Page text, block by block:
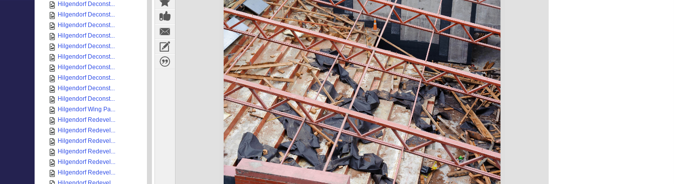
Hilgendorf Deconst...
Hilgendorf Deconst...
Hilgendorf Deconst...
Hilgendorf Deconst...
Hilgendorf Deconst...
Hilgendorf Deconst...
Hilgendorf Deconst...
Hilgendorf Deconst...
Hilgendorf Deconst...
Hilgendorf Deconst...
Hilgendorf Wing Pa...
Hilgendorf Redevel...
Hilgendorf Redevel...
Hilgendorf Redevel...
Hilgendorf Redevel...
Hilgendorf Redevel...
Hilgendorf Redevel...